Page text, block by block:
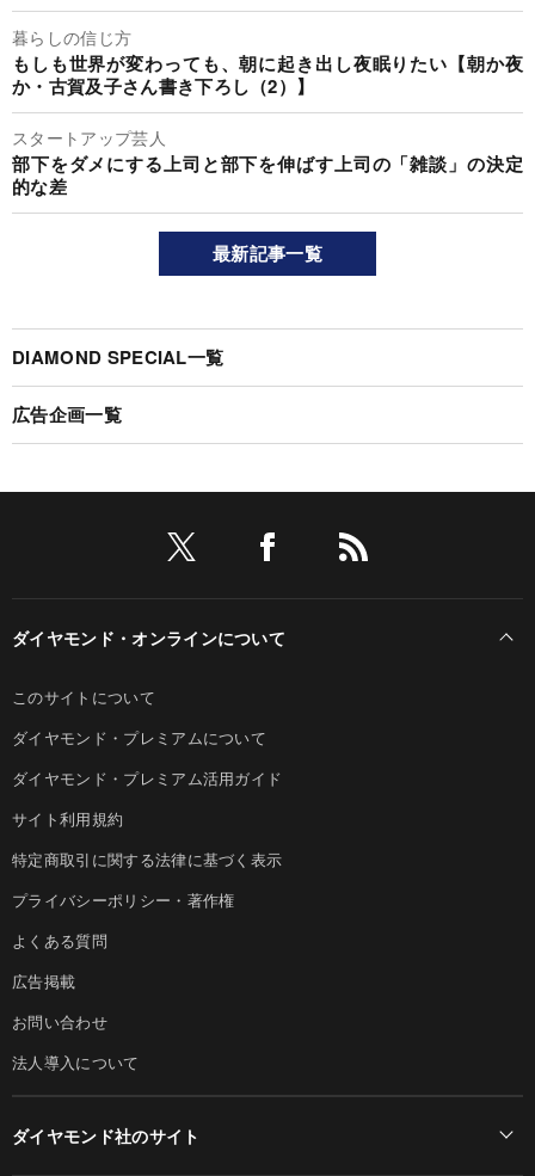
暮らしの信じ方
もしも世界が変わっても、朝に起き出し夜眠りたい【朝か夜
か・古賀及子さん書き下ろし（2）】
スタートアップ芸人
部下をダメにする上司と部下を伸ばす上司の「雑談」の決定
的な差
最新記事一覧
DIAMOND SPECIAL一覧
広告企画一覧
ダイヤモンド・オンラインについて
このサイトについて
ダイヤモンド・プレミアムについて
ダイヤモンド・プレミアム活用ガイド
サイト利用規約
特定商取引に関する法律に基づく表示
プライバシーポリシー・著作権
よくある質問
広告掲載
お問い合わせ
法人導入について
ダイヤモンド社のサイト